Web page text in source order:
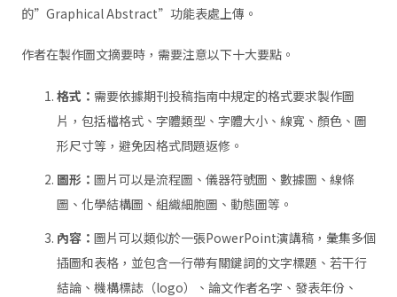
的”Graphical Abstract”功能表處上傳。
作者在製作圖文摘要時，需要注意以下十大要點。
格式： 需要依據期刊投稿指南中規定的格式要求製作圖
片，包括檔格式、字體類型、字體大小、線寬、顏色、圖
形尺寸等，避免因格式問題返修。
圖形： 圖片可以是流程圖、儀器符號圖、數據圖、線條
圖、化學結構圖、組織細胞圖、動態圖等。
內容： 圖片可以類似於一張PowerPoint演講稿，彙集多個
插圖和表格，並包含一行帶有關鍵詞的文字標題、若干行
結論、機構標誌（logo）、論文作者名字、發表年份、